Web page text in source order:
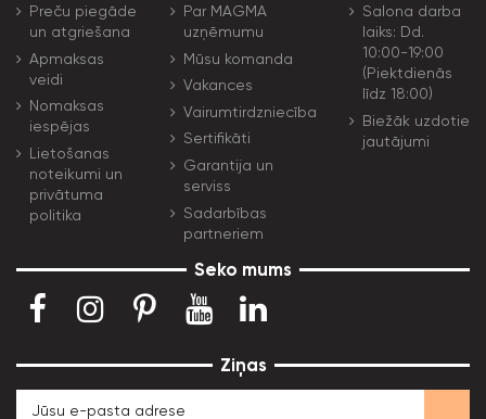
Preču piegāde
un atgriešana
Apmaksas
veidi
Nomaksas
iespējas
Lietošanas
noteikumi un
privātuma
politika
Par MAGMA
uzņēmumu
Mūsu komanda
Vakances
Vairumtirdzniecība
Sertifikāti
Garantija un
serviss
Sadarbības
partneriem
Salona darba
laiks: Dd.
10:00-19:00
(Piektdienās
līdz 18:00)
Biežāk uzdotie
jautājumi
Seko mums
Ziņas